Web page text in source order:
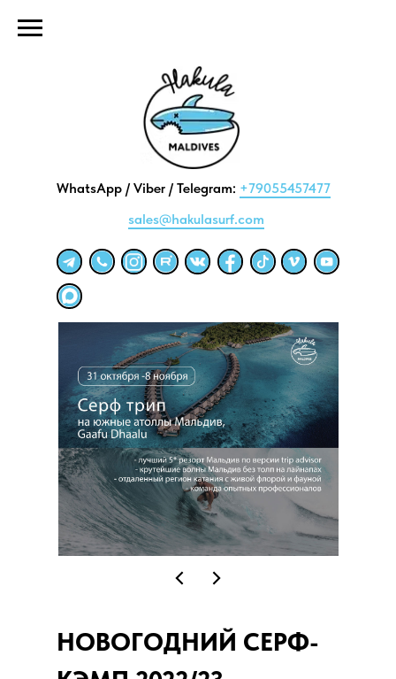
sales@hakulasurf.com
WhatsApp / Viber / Telegram: +79055457477
НОВОГОДНИЙ СЕРФ-